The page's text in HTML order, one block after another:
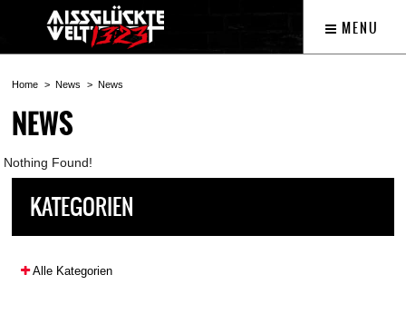
MENU
Home News News
NEWS
Nothing Found!
KATEGORIEN
Alle Kategorien